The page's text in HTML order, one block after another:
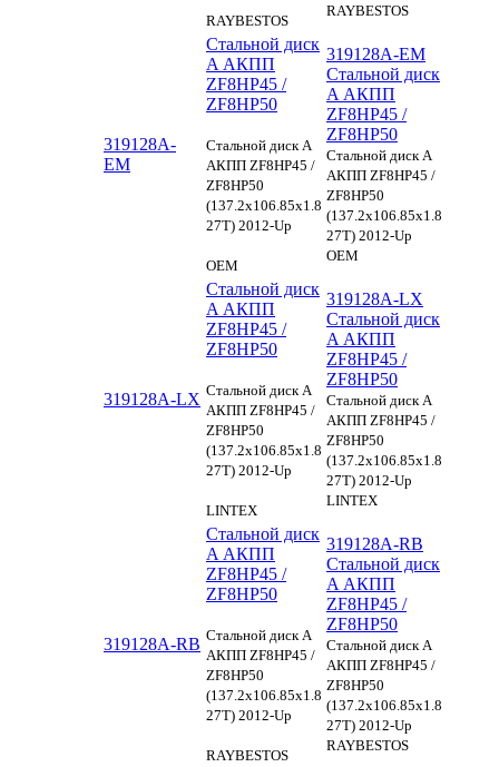
RAYBESTOS
RAYBESTOS
319128A-
EM
Стальной диск
A АКПП
ZF8HP45 /
ZF8HP50
Стальной диск A
АКПП ZF8HP45 /
ZF8HP50
(137.2x106.85x1.8
27T) 2012-Up
OEM
319128A-EM
Стальной диск
A АКПП
ZF8HP45 /
ZF8HP50
Стальной диск A
АКПП ZF8HP45 /
ZF8HP50
(137.2x106.85x1.8
27T) 2012-Up
OEM
319128A-LX
Стальной диск
A АКПП
ZF8HP45 /
ZF8HP50
Стальной диск A
АКПП ZF8HP45 /
ZF8HP50
(137.2x106.85x1.8
27T) 2012-Up
LINTEX
319128A-LX
Стальной диск
A АКПП
ZF8HP45 /
ZF8HP50
Стальной диск A
АКПП ZF8HP45 /
ZF8HP50
(137.2x106.85x1.8
27T) 2012-Up
LINTEX
319128A-RB
Стальной диск
A АКПП
ZF8HP45 /
ZF8HP50
Стальной диск A
АКПП ZF8HP45 /
ZF8HP50
(137.2x106.85x1.8
27T) 2012-Up
RAYBESTOS
319128A-RB
Стальной диск
A АКПП
ZF8HP45 /
ZF8HP50
Стальной диск A
АКПП ZF8HP45 /
ZF8HP50
(137.2x106.85x1.8
27T) 2012-Up
RAYBESTOS